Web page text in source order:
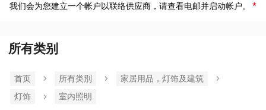
我们会为您建立一个帐户以联络供应商，请查看电邮并启动帐户。
所有类别
首页 所有类別
家居用品，灯饰及建筑
灯饰
室内照明